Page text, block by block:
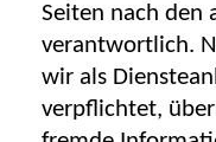
Seiten nach den
verantwortlich.
wir als
verpflichtet,